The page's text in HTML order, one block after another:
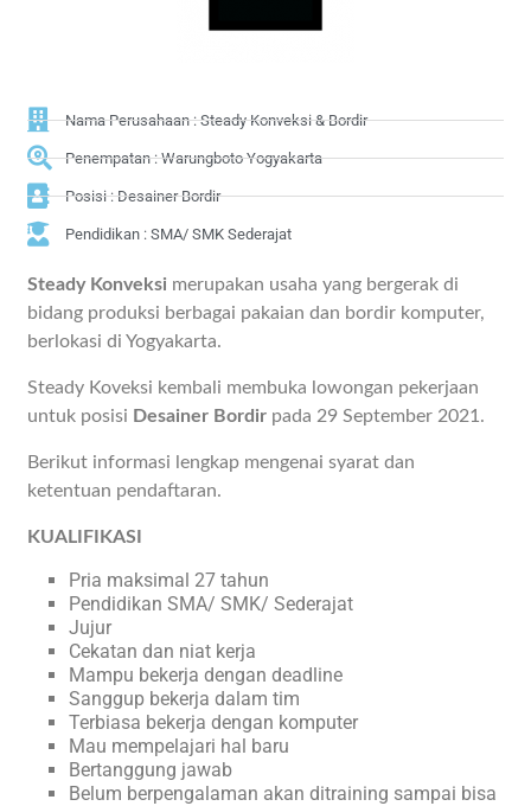
Nama Perusahaan : Steady Konveksi & Bordir
Penempatan : Warungboto Yogyakarta
Posisi : Desainer Bordir
Pendidikan : SMA/ SMK Sederajat
Steady Konveksi merupakan usaha yang bergerak di
bidang produksi berbagai pakaian dan bordir komputer,
berlokasi di Yogyakarta.
Steady Koveksi kembali membuka lowongan pekerjaan
untuk posisi Desainer Bordir pada 29 September 2021.
Berikut informasi lengkap mengenai syarat dan
ketentuan pendaftaran.
KUALIFIKASI
Pria maksimal 27 tahun
Pendidikan SMA/ SMK/ Sederajat
Jujur
Cekatan dan niat kerja
Mampu bekerja dengan deadline
Sanggup bekerja dalam tim
Terbiasa bekerja dengan komputer
Mau mempelajari hal baru
Bertanggung jawab
Belum berpengalaman akan ditraining sampai bisa